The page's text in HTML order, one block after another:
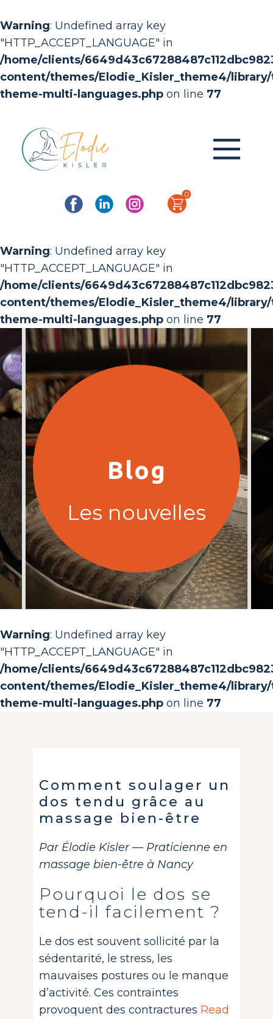
Warning: Undefined array key
"HTTP_ACCEPT_LANGUAGE" in
/home/clients/
content/themes/Elodie_Kisler_theme4/
theme-multi-languages.php on line 77
0
Warning: Undefined array key
"HTTP_ACCEPT_LANGUAGE" in
/home/clients/
content/themes/Elodie_Kisler_theme4/
theme-multi-languages.php on line 77
Blog
Les nouvelles
Warning: Undefined array key
"HTTP_ACCEPT_LANGUAGE" in
/home/clients/
content/themes/Elodie_Kisler_theme4/
theme-multi-languages.php on line 77
Comment soulager un
dos tendu grâce au
massage bien-être
Par Élodie Kisler — Praticienne en
massage bien-être à Nancy
Pourquoi le dos se
tend-il facilement ?
Le dos est souvent sollicité par la
sédentarité, le stress, les
mauvaises postures ou le manque
d’activité. Ces contraintes
provoquent des contractures Read